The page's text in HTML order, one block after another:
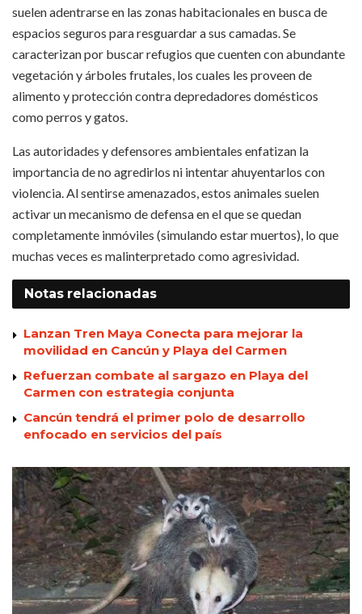
suelen adentrarse en las zonas habitacionales en busca de
espacios seguros para resguardar a sus camadas. Se
caracterizan por buscar refugios que cuenten con abundante
vegetación y árboles frutales, los cuales les proveen de
alimento y protección contra depredadores domésticos
como perros y gatos.
Las autoridades y defensores ambientales enfatizan la
importancia de no agredirlos ni intentar ahuyentarlos con
violencia. Al sentirse amenazados, estos animales suelen
activar un mecanismo de defensa en el que se quedan
completamente inmóviles (simulando estar muertos), lo que
muchas veces es malinterpretado como agresividad.
Notas relacionadas
Lanzan Tren Maya Conecta para mejorar la
movilidad en Cancún y Playa del Carmen
Refuerzan combate al sargazo en Playa del
Carmen con estrategia conjunta
Cancún tendrá el primer polo de desarrollo
enfocado en servicios del país